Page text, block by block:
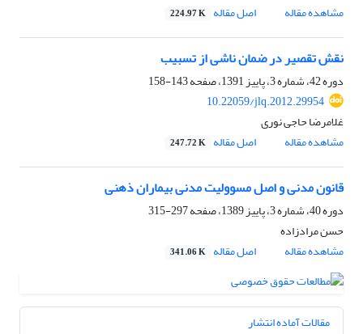
مشاهده مقاله
اصل مقاله 224.97 K
نقش تقصیر در ضمان ناشی از تسبیب
دوره 42، شماره 3، پاییز 1391، صفحه
143-158
10.22059/jlq.2012.29954
غلامرضا حاجی نوری
مشاهده مقاله
اصل مقاله 247.72 K
قانون مدنی و اصل مسوولیت مدنی بیماران ذهنی
دوره 40، شماره 3، پاییز 1389، صفحه
297-315
حسن مرادزاده
مشاهده مقاله
اصل مقاله 341.06 K
مقالات آماده انتشار